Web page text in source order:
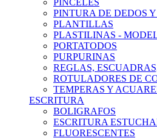
PINCELES
PINTURA DE DEDOS
PLANTILLAS
PLASTILINAS -
PORTATODOS
PURPURINAS
REGLAS,
ROTULADORES DE
TEMPERAS Y
ESCRITURA
BOLIGRAFOS
ESCRITURA
FLUORESCENTES